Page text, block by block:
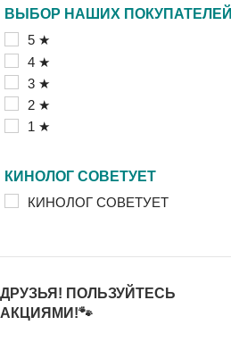
ВЫБОР НАШИХ ПОКУПАТЕЛЕЙ
5 ★
4 ★
3 ★
2 ★
1 ★
КИНОЛОГ СОВЕТУЕТ
КИНОЛОГ СОВЕТУЕТ
ДРУЗЬЯ! ПОЛЬЗУЙТЕСЬ
АКЦИЯМИ!🐾